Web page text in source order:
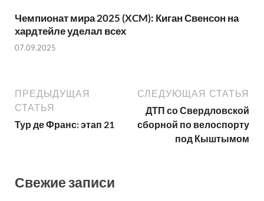
Чемпионат мира 2025 (XCM): Киган Свенсон на
хардтейле уделал всех
07.09.2025
ПРЕДЫДУЩАЯ
СТАТЬЯ
Тур де Франс: этап 21
СЛЕДУЮЩАЯ СТАТЬЯ
ДТП со Свердловской
сборной по велоспорту
под Кыштымом
Свежие записи